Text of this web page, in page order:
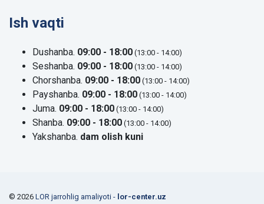
Ish vaqti
Dushanba. 09:00 - 18:00 (13:00 - 14:00)
Seshanba. 09:00 - 18:00 (13:00 - 14:00)
Chorshanba. 09:00 - 18:00 (13:00 - 14:00)
Payshanba. 09:00 - 18:00 (13:00 - 14:00)
Juma. 09:00 - 18:00 (13:00 - 14:00)
Shanba. 09:00 - 18:00 (13:00 - 14:00)
Yakshanba. dam olish kuni
© 2026 LOR jarrohlig amaliyoti - lor-center.uz